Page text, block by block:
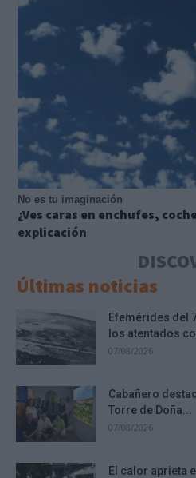
No es tu imaginación
¿Ves caras en enchufes,
explicación
Últimas noticias
Efemérides del
los atentados
07/08/2026
Cabañero
Torre de Doña...
07/08/2026
El calor aprieta